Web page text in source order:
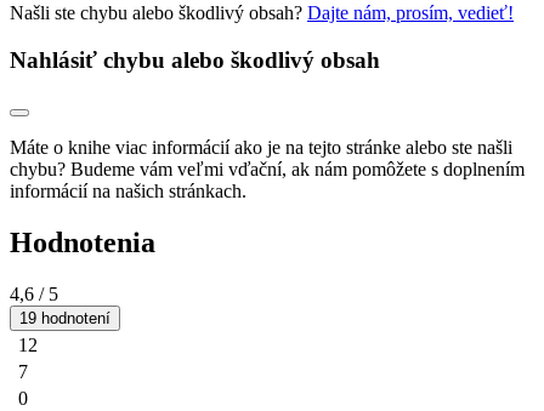
Našli ste chybu alebo škodlivý obsah? Dajte nám, prosím, vedieť!
Nahlásiť chybu alebo škodlivý obsah
Máte o knihe viac informácií ako je na tejto stránke alebo ste našli
chybu? Budeme vám veľmi vďační, ak nám pomôžete s doplnením
informácií na našich stránkach.
Hodnotenia
4,6 / 5
19 hodnotení
12
7
0